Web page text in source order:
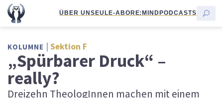
ÜBER UNSEULE-ABORE:MINDPODCASTS
KOLUMNE Sektion F
„Spürbarer Druck“ –
really?
Dreizehn TheologInnen machen mit einem